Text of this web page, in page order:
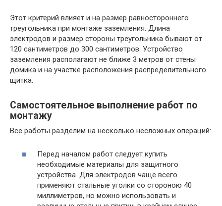
Этот критерий влияет и на размер равностороннего
треугольника при монтаже заземления. Длина
электродов и размер стороны треугольника бывают от
120 сантиметров до 300 сантиметров. Устройство
заземления располагают не ближе 3 метров от стены
домика и на участке расположения распределительного
щитка.
Самостоятельное выполнение работ по
монтажу
Все работы разделим на несколько несложных операций:
Перед началом работ следует купить
необходимые материалы для защитного
устройства. Для электродов чаще всего
применяют стальные уголки со стороною 40
миллиметров, но можно использовать и